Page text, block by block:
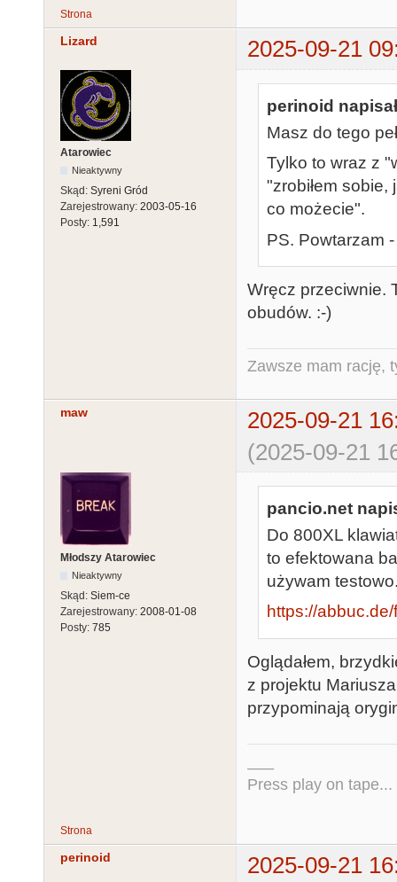
Strona
Lizard 2025-09-21
Atarowiec
Nieaktywny
Skąd: Syreni Gród
Zarejestrowany: 2003-05-16
Posty: 1,591
perinoid
Masz do tego
Tylko to wraz z
"zrobiłem
co możecie".
PS. Powtarzam
Wręcz przeciwnie.
obudów. :-)
Zawsze mam rację,
maw
2025-09-21
(2025-09-21
Młodszy Atarowiec
Nieaktywny
Skąd: Siem-ce
Zarejestrowany: 2008-01-08
Posty: 785
pancio.net
Do 800XL
to efektowana
używam
https://
Oglądałem,
z projektu
przypominają
Press play on tape...
Strona
perinoid
2025-09-21